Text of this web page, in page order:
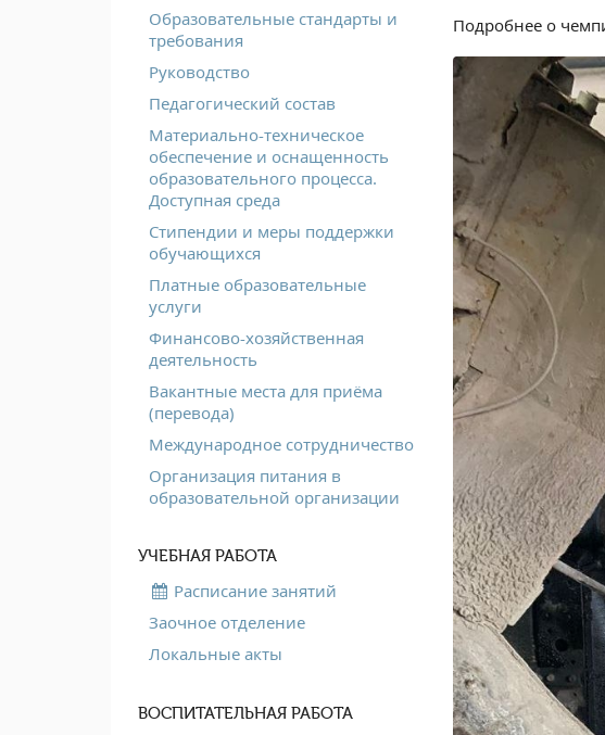
Образовательные стандарты и
требования
Руководство
Педагогический состав
Материально-техническое
обеспечение и оснащенность
образовательного процесса.
Доступная среда
Стипендии и меры поддержки
обучающихся
Платные образовательные
услуги
Финансово-хозяйственная
деятельность
Вакантные места для приёма
(перевода)
Международное сотрудничество
Организация питания в
образовательной организации
УЧЕБНАЯ РАБОТА
Расписание занятий
Заочное отделение
Локальные акты
ВОСПИТАТЕЛЬНАЯ РАБОТА
Подробнее о